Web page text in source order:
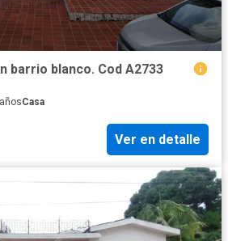
barrio blanco. Cod A2733
Casa
Ver en detalle